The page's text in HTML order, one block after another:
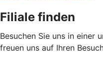
Filiale finden
Besuchen Sie uns in einer
freuen uns auf Ihren